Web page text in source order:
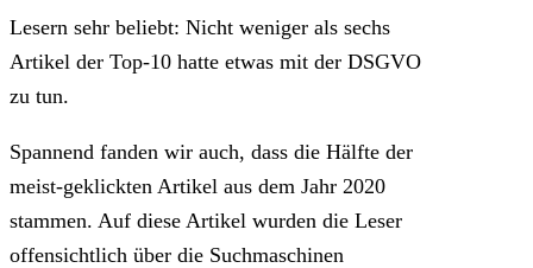
Lesern sehr beliebt: Nicht weniger als sechs
Artikel der Top-10 hatte etwas mit der DSGVO
zu tun.
Spannend fanden wir auch, dass die Hälfte der
meist-geklickten Artikel aus dem Jahr 2020
stammen. Auf diese Artikel wurden die Leser
offensichtlich über die Suchmaschinen